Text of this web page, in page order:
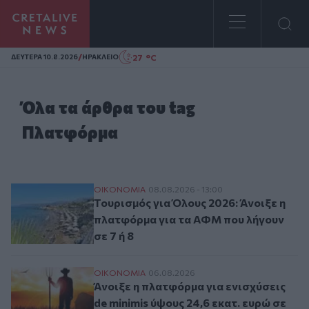
Homepage
ΔΕΥΤΕΡΑ 10.8.2026/ΗΡΑΚΛΕΙΟ 27 °C
Όλα τα άρθρα του tag
Πλατφόρμα
Τουρισμός για Όλους 2026: Άνοιξε η
ΟΙΚΟΝΟΜΙΑ 08.08.2026 - 13:00
Τουρισμός για Όλους 2026: Άνοιξε η
πλατφόρμα για τα ΑΦΜ που λήγουν
σε 7 ή 8
Άνοιξε η πλατφόρμα για ενισχύσεις de
ΟΙΚΟΝΟΜΙΑ 06.08.2026
Άνοιξε η πλατφόρμα για ενισχύσεις
de minimis ύψους 24,6 εκατ. ευρώ σε